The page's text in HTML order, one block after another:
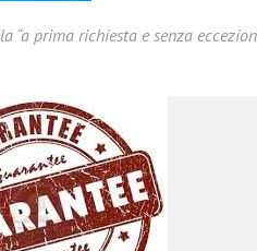
prima richiesta e senza